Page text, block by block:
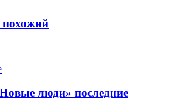
похожий
люди» последние